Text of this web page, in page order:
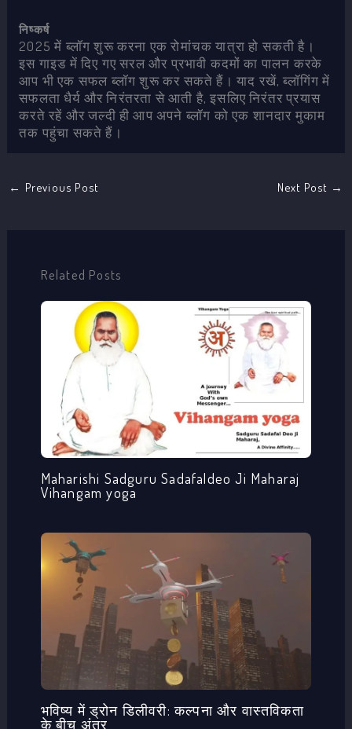
निष्कर्ष
2025 में ब्लॉग शुरू करना एक रोमांचक यात्रा हो सकती है।
इस गाइड में दिए गए सरल और प्रभावी कदमों का पालन करके
आप भी एक सफल ब्लॉग शुरू कर सकते हैं। याद रखें, ब्लॉगिंग में
सफलता धैर्य और निरंतरता से आती है, इसलिए निरंतर प्रयास
करते रहें और जल्दी ही आप अपने ब्लॉग को एक शानदार मुकाम
तक पहुंचा सकते हैं।
← Previous Post Next Post →
Related Posts
Maharishi Sadguru Sadafaldeo Ji Maharaj
Vihangam yoga
भविष्य में ड्रोन डिलीवरी: कल्पना और वास्तविकता
के बीच अंतर